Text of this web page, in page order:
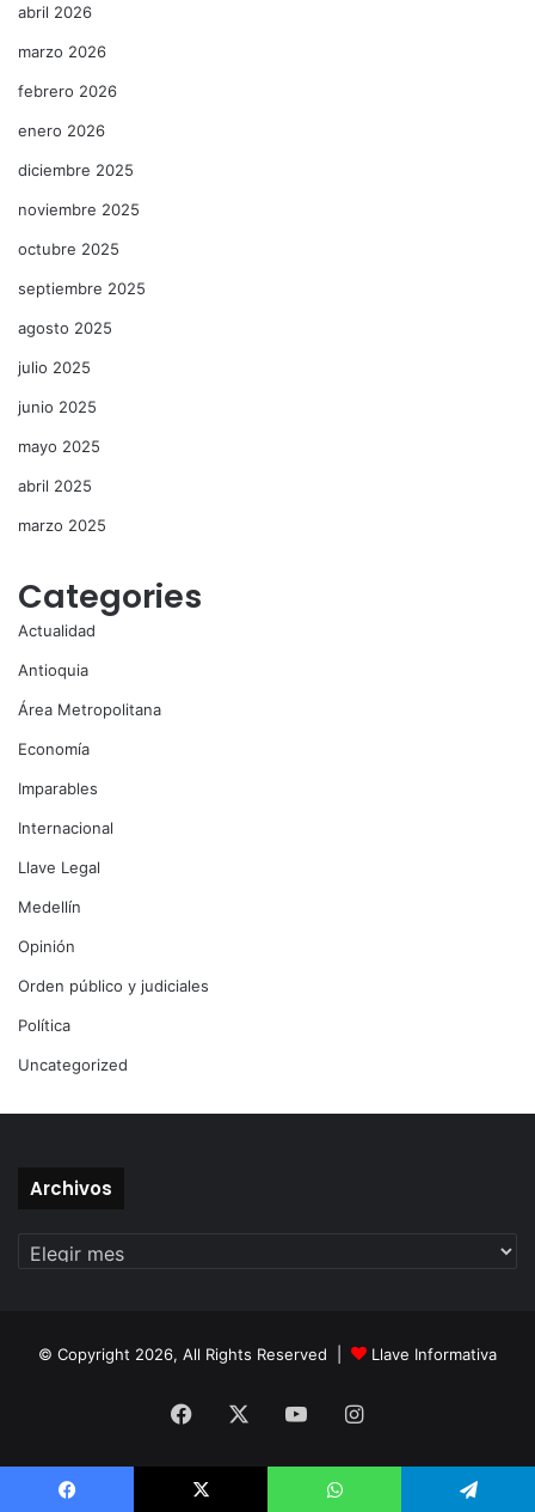
abril 2026
marzo 2026
febrero 2026
enero 2026
diciembre 2025
noviembre 2025
octubre 2025
septiembre 2025
agosto 2025
julio 2025
junio 2025
mayo 2025
abril 2025
marzo 2025
Categories
Actualidad
Antioquia
Área Metropolitana
Economía
Imparables
Internacional
Llave Legal
Medellín
Opinión
Orden público y judiciales
Política
Uncategorized
Archivos
© Copyright 2026, All Rights Reserved | Llave Informativa
Facebook YouTubeInstagram